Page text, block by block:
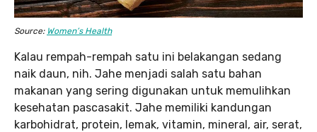
Source: Women’s Health
Kalau rempah-rempah satu ini belakangan sedang
naik daun, nih. Jahe menjadi salah satu bahan
makanan yang sering digunakan untuk memulihkan
kesehatan pascasakit. Jahe memiliki kandungan
karbohidrat, protein, lemak, vitamin, mineral, air, serat,